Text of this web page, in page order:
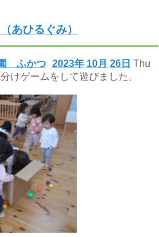
あひるぐみ）
2023年 10月 26日 Thu
ふかつ
けゲームをして遊びました。